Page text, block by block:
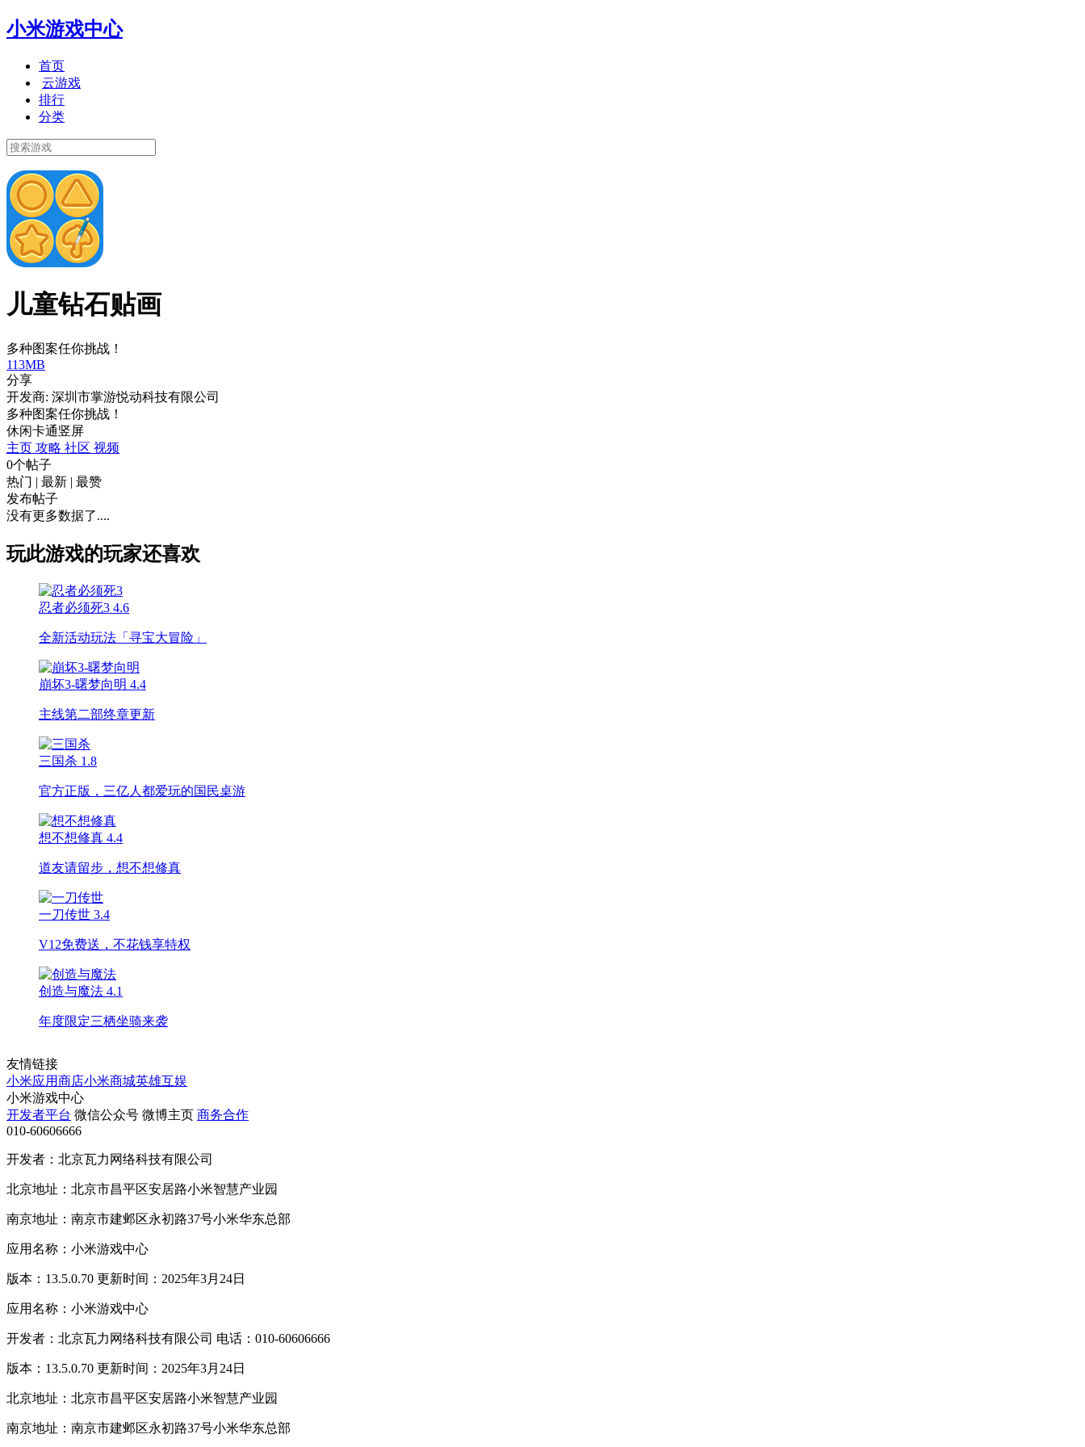
小米游戏中心
首页
云游戏
排行
分类
儿童钻石贴画
多种图案任你挑战！
113MB
分享
开发商: 深圳市掌游悦动科技有限公司
多种图案任你挑战！
休闲卡通竖屏
主页 攻略 社区 视频
0个帖子
热门 | 最新 | 最赞
发布帖子
没有更多数据了....
玩此游戏的玩家还喜欢
忍者必须死3 4.6
全新活动玩法「寻宝大冒险」
崩坏3-曙梦向明 4.4
主线第二部终章更新
三国杀 1.8
官方正版，三亿人都爱玩的国民桌游
想不想修真 4.4
道友请留步，想不想修真
一刀传世 3.4
V12免费送，不花钱享特权
创造与魔法 4.1
年度限定三栖坐骑来袭
友情链接
小米应用商店小米商城英雄互娱
小米游戏中心
开发者平台 微信公众号 微博主页 商务合作
010-60606666
开发者：北京瓦力网络科技有限公司
北京地址：北京市昌平区安居路小米智慧产业园
南京地址：南京市建邺区永初路37号小米华东总部
应用名称：小米游戏中心
版本：13.5.0.70 更新时间：2025年3月24日
应用名称：小米游戏中心
开发者：北京瓦力网络科技有限公司 电话：010-60606666
版本：13.5.0.70 更新时间：2025年3月24日
北京地址：北京市昌平区安居路小米智慧产业园
南京地址：南京市建邺区永初路37号小米华东总部